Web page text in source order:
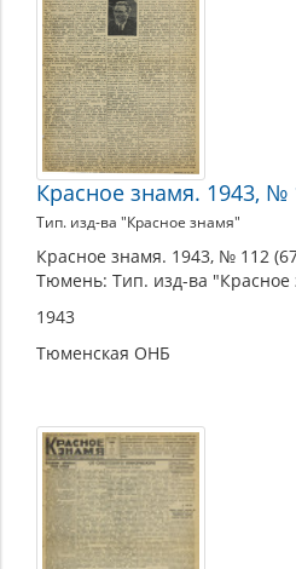
Красное знамя. 1943, №
Тип. изд-ва "Красное знамя"
Красное знамя. 1943, № 112
Тюмень: Тип. изд-ва "Красное
1943
Тюменская ОНБ